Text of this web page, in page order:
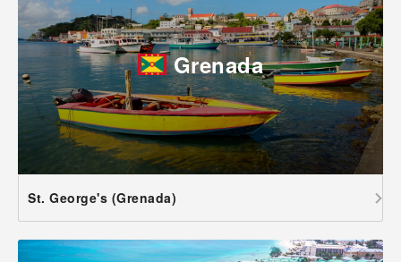
Grenada
St. George's (Grenada)